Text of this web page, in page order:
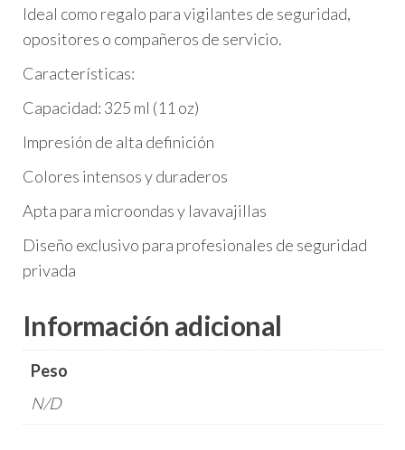
Ideal como regalo para vigilantes de seguridad,
opositores o compañeros de servicio.
Características:
Capacidad: 325 ml (11 oz)
Impresión de alta definición
Colores intensos y duraderos
Apta para microondas y lavavajillas
Diseño exclusivo para profesionales de seguridad
privada
Información adicional
Peso
N/D